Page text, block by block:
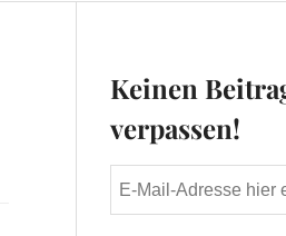
Keinen
verpassen!